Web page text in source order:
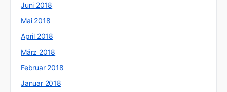
Juni 2018
Mai 2018
April 2018
März 2018
Februar 2018
Januar 2018